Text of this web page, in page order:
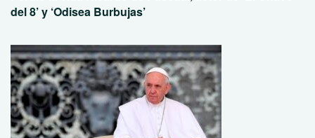
del 8’ y ‘Odisea Burbujas’